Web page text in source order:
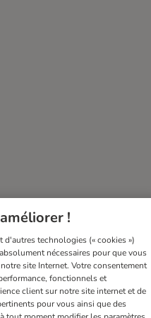
de Vente
paiement
de fidélité
!
technologies (« cookies »)
nécessaires pour que vous
site Internet. Votre consentement
fonctionnels et
client sur notre site internet et de
pour vous ainsi que des